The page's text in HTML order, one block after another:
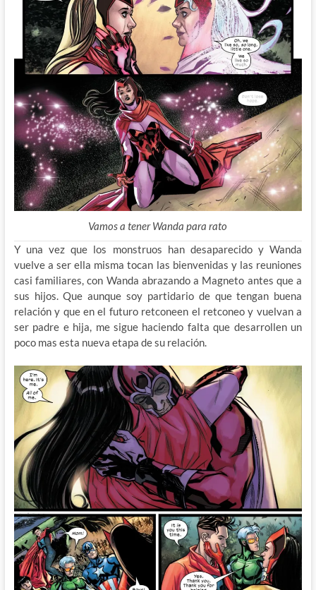
Vamos a tener Wanda para rato
Y una vez que los monstruos han desaparecido y Wanda
vuelve a ser ella misma tocan las bienvenidas y las reuniones
casi familiares, con Wanda abrazando a Magneto antes que a
sus hijos. Que aunque soy partidario de que tengan buena
relación y que en el futuro retconeen el retconeo y vuelvan a
ser padre e hija, me sigue haciendo falta que desarrollen un
poco mas esta nueva etapa de su relación.